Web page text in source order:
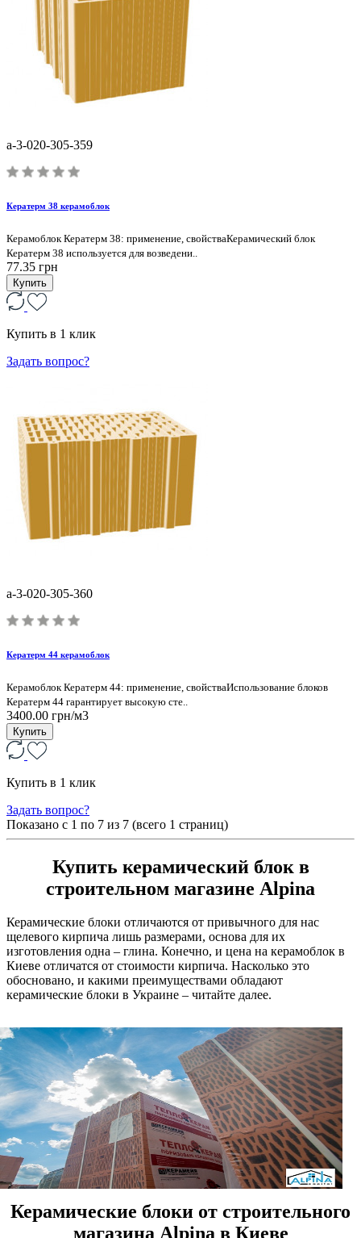
a-3-020-305-359
Кератерм 38 керамоблок
Керамоблок Кератерм 38: применение, свойстваКерамический блок
Кератерм 38 используется для возведени..
77.35 грн
Купить
Купить в 1 клик
Задать вопрос?
a-3-020-305-360
Кератерм 44 керамоблок
Керамоблок Кератерм 44: применение, свойстваИспользование блоков
Кератерм 44 гарантирует высокую сте..
3400.00 грн/м3
Купить
Купить в 1 клик
Задать вопрос?
Показано с 1 по 7 из 7 (всего 1 страниц)
Купить керамический блок в
строительном магазине Alpina
Керамические блоки отличаются от привычного для нас
щелевого кирпича лишь размерами, основа для их
изготовления одна – глина. Конечно, и цена на керамоблок в
Киеве отличатся от стоимости кирпича. Насколько это
обосновано, и какими преимуществами обладают
керамические блоки в Украине – читайте далее.
Керамические блоки от строительного
магазина Alpina в Киеве